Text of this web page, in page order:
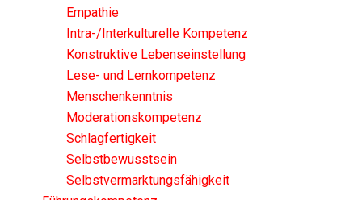
Empathie
Intra-/Interkulturelle Kompetenz
Konstruktive Lebenseinstellung
Lese- und Lernkompetenz
Menschenkenntnis
Moderationskompetenz
Schlagfertigkeit
Selbstbewusstsein
Selbstvermarktungsfähigkeit